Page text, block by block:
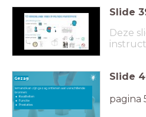
Slide
Deze
Gezag
Iemand kan zijn gezag ontlenen aan verschillende
bronnen:
Kwaliteiten
Functie
Prestaties
Slide
pagina